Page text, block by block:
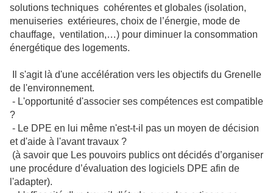
solutions techniques cohérentes et globales (isolation,
menuiseries extérieures, choix de l’énergie, mode de
chauffage, ventilation,…) pour diminuer la consommation
énergétique des logements.
Il s'agit là d'une accélération vers les objectifs du Grenelle
de l'environnement.
- L'opportunité d'associer ses compétences est compatible
?
- Le DPE en lui même n'est-t-il pas un moyen de décision
et d'aide à l'avant travaux ?
(à savoir que Les pouvoirs publics ont décidés d’organiser
une procédure d’évaluation des logiciels DPE afin de
l'adapter).